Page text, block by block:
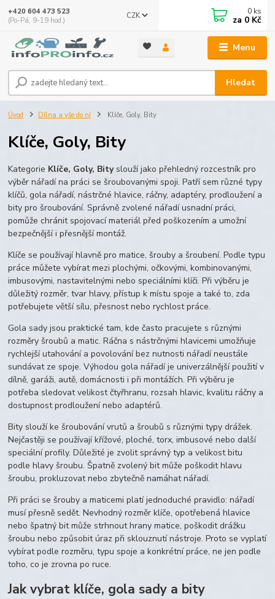
Menu
CZK
Hledat
+420 604 473 523
(Po-Pá, 9-19 hod.)
0 ks
za 0 Kč
Úvod Dílna a vše do ní Klíče, Goly, Bity
Klíče, Goly, Bity
Kategorie Klíče, Goly, Bityslouží jako přehledný rozcestník pro
výběr nářadí na práci se šroubovanými spoji. Patří sem různé typy
klíčů, gola nářadí, nástrčné hlavice, ráčny, adaptéry, prodloužení a
bity pro šroubování. Správně zvolené nářadí usnadní práci,
pomůže chránit spojovací materiál před poškozením a umožní
bezpečnější i přesnější montáž.
Klíče se používají hlavně pro matice, šrouby a šroubení. Podle typu
práce můžete vybírat mezi plochými, očkovými, kombinovanými,
imbusovými, nastavitelnými nebo speciálními klíči. Při výběru je
důležitý rozměr, tvar hlavy, přístup k místu spoje a také to, zda
potřebujete větší sílu, přesnost nebo rychlost práce.
Gola sady jsou praktické tam, kde často pracujete s různými
rozměry šroubů a matic. Ráčna s nástrčnými hlavicemi umožňuje
rychlejší utahování a povolování bez nutnosti nářadí neustále
sundávat ze spoje. Výhodou gola nářadí je univerzálnější použití v
dílně, garáži, autě, domácnosti i při montážích. Při výběru je
potřeba sledovat velikost čtyřhranu, rozsah hlavic, kvalitu ráčny a
dostupnost prodloužení nebo adaptérů.
Bity slouží ke šroubování vrutů a šroubů s různými typy drážek.
Nejčastěji se používají křížové, ploché, torx, imbusové nebo další
speciální profily. Důležité je zvolit správný typ a velikost bitu
podle hlavy šroubu. Špatně zvolený bit může poškodit hlavu
šroubu, prokluzovat nebo zbytečně namáhat nářadí.
Při práci se šrouby a maticemi platí jednoduché pravidlo: nářadí
musí přesně sedět. Nevhodný rozměr klíče, opotřebená hlavice
nebo špatný bit může strhnout hrany matice, poškodit drážku
šroubu nebo způsobit úraz při sklouznutí nástroje. Proto se vyplatí
vybírat podle rozměru, typu spoje a konkrétní práce, ne jen podle
toho, co je zrovna po ruce.
Jak vybrat klíče, gola sady a bity